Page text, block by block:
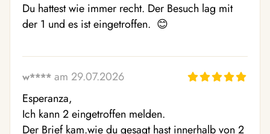
Du hattest wie immer recht. Der Besuch lag mit
der 1 und es ist eingetroffen.  😊
w**** am 29.07.2026
Esperanza,
Ich kann 2 eingetroffen melden.
Der Brief kam.wie du gesagt hast innerhalb von 2